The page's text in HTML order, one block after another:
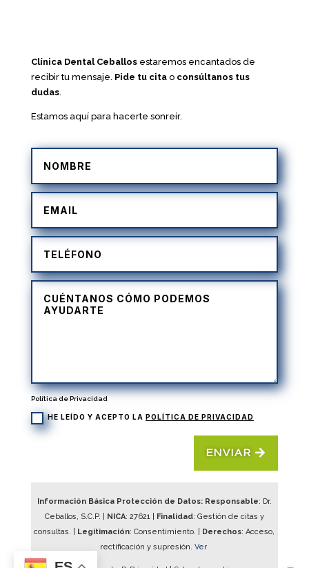
Clínica Dental Ceballosestaremos encantados de
recibir tu mensaje. Pide tu citao consúltanos tus
dudas.
Estamos aquí para hacerte sonreír.
Política de Privacidad
HE LEÍDO Y ACEPTO LA POLÍTICA DE PRIVACIDAD
ENVIAR
Información Básica Protección de Datos: Responsable: Dr.
Ceballos, S.C.P. |
NICA: 27621| Finalidad: Gestión de citas y
consultas. |
Legitimación: Consentimiento. | Derechos: Acceso,
rectificación y supresión. Ver